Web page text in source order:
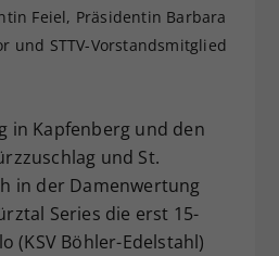
Feiel, Präsidentin Barbara
und STTV-Vorstandsmitglied
in Kapfenberg und den
und St.
in der Damenwertung
Series die erst 15-
(KSV Böhler-Edelstahl)
speichert Ihre Consent-
Unter anderem eine
ID, für die
Einstellungen, falls der
Betreiber dies eingestellt